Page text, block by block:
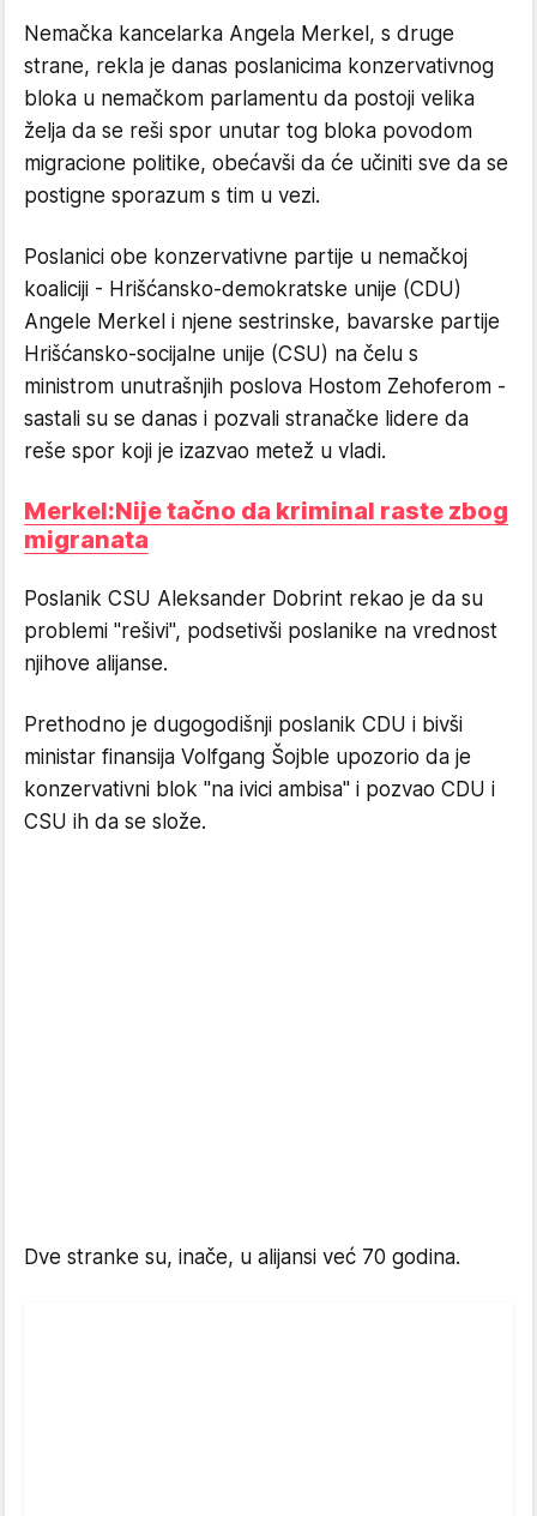
Nemačka kancelarka Angela Merkel, s druge
strane, rekla je danas poslanicima konzervativnog
bloka u nemačkom parlamentu da postoji velika
želja da se reši spor unutar tog bloka povodom
migracione politike, obećavši da će učiniti sve da se
postigne sporazum s tim u vezi.
Poslanici obe konzervativne partije u nemačkoj
koaliciji - Hrišćansko-demokratske unije (CDU)
Angele Merkel i njene sestrinske, bavarske partije
Hrišćansko-socijalne unije (CSU) na čelu s
ministrom unutrašnjih poslova Hostom Zehoferom -
sastali su se danas i pozvali stranačke lidere da
reše spor koji je izazvao metež u vladi.
Merkel:Nije tačno da kriminal raste zbog
migranata
Poslanik CSU Aleksander Dobrint rekao je da su
problemi "rešivi", podsetivši poslanike na vrednost
njihove alijanse.
Prethodno je dugogodišnji poslanik CDU i bivši
ministar finansija Volfgang Šojble upozorio da je
konzervativni blok "na ivici ambisa" i pozvao CDU i
CSU ih da se slože.
Dve stranke su, inače, u alijansi već 70 godina.